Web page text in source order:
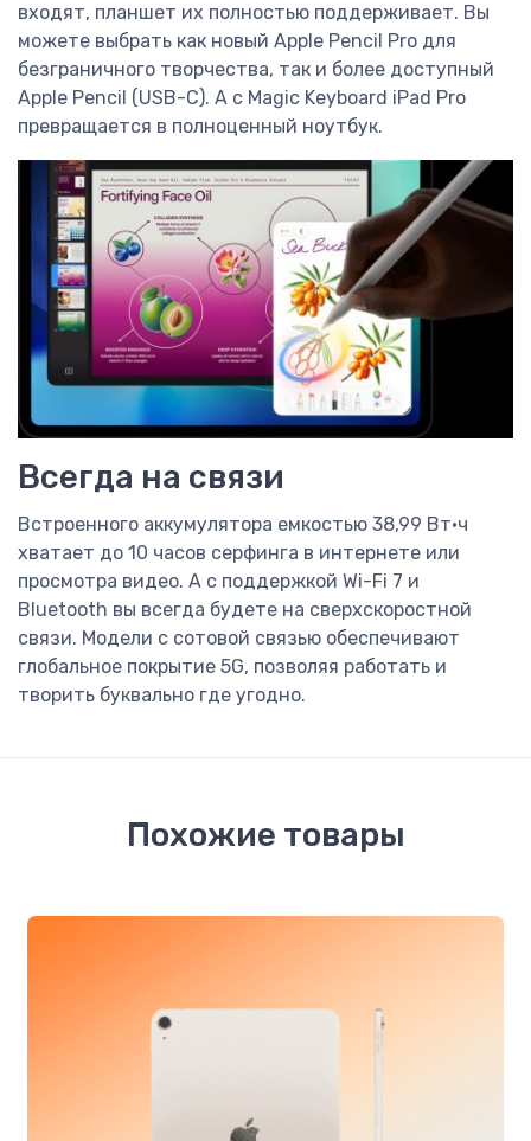
входят, планшет их полностью поддерживает. Вы
можете выбрать как новый Apple Pencil Pro для
безграничного творчества, так и более доступный
Apple Pencil (USB-C). А с Magic Keyboard iPad Pro
превращается в полноценный ноутбук.
Всегда на связи
Встроенного аккумулятора емкостью 38,99 Вт·ч
хватает до 10 часов серфинга в интернете или
просмотра видео. А с поддержкой Wi-Fi 7 и
Bluetooth вы всегда будете на сверхскоростной
связи. Модели с сотовой связью обеспечивают
глобальное покрытие 5G, позволяя работать и
творить буквально где угодно.
Похожие товары